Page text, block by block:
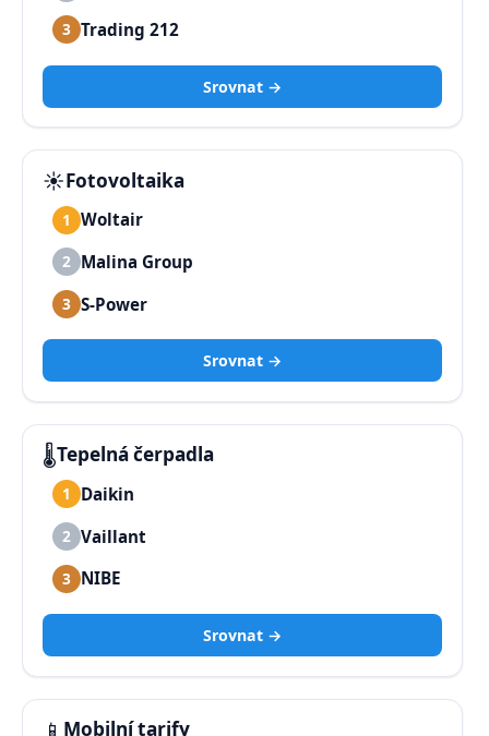
3 Trading 212
Srovnat →
☀️Fotovoltaika
1 Woltair
2 Malina Group
3 S-Power
Srovnat →
🌡️Tepelná čerpadla
1 Daikin
2 Vaillant
3 NIBE
Srovnat →
📱 Mobilní tarify